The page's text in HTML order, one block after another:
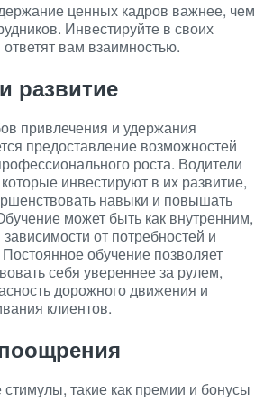
ценных кадров важнее, чем
Инвестируйте в своих
вам взаимностью.
развитие
привлечения и удержания
предоставление возможностей
роста. Водители
инвестируют в их развитие,
навыки и повышать
может быть как внутренним,
от потребностей и
обучение позволяет
себя увереннее за рулем,
дорожного движения и
клиентов.
такие как премии и бонусы